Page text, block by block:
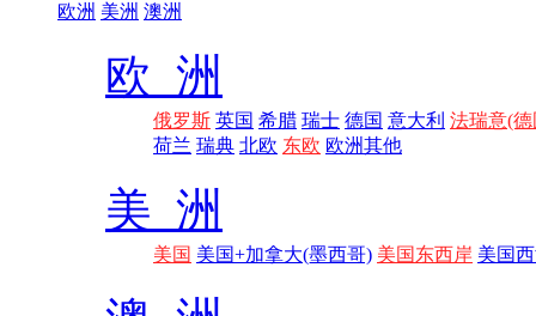
欧洲 美洲 澳洲
欧 洲
俄罗斯 英国 希腊 瑞士 德国 意大利 法瑞意(德
荷兰 瑞典 北欧 东欧 欧洲其他
美 洲
美国 美国+加拿大(墨西哥) 美国东西岸 美国